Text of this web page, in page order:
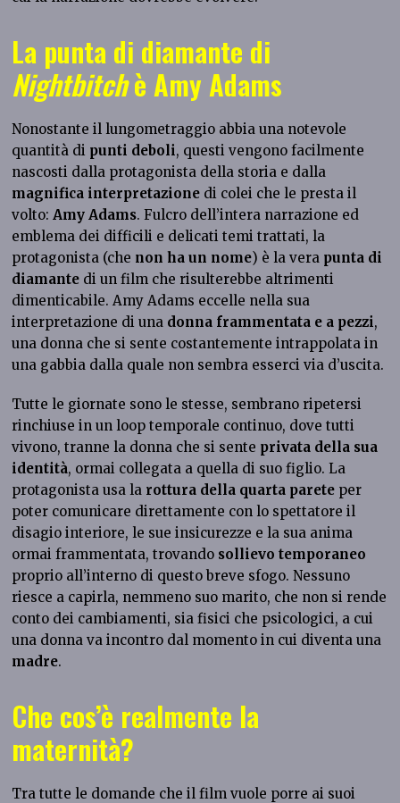
La punta di diamante di
Nightbitchè Amy Adams
Nonostante il lungometraggio abbia una notevole
quantità di punti deboli, questi vengono facilmente
nascosti dalla protagonista della storia e dalla
magnifica interpretazione di colei che le presta il
volto: Amy Adams. Fulcro dell’intera narrazione ed
emblema dei difficili e delicati temi trattati, la
protagonista (che non ha un nome) è la vera punta di
diamante di un film che risulterebbe altrimenti
dimenticabile. Amy Adams eccelle nella sua
interpretazione di una donna frammentata e a pezzi,
una donna che si sente costantemente intrappolata in
una gabbia dalla quale non sembra esserci via d’uscita.
Tutte le giornate sono le stesse, sembrano ripetersi
rinchiuse in un loop temporale continuo, dove tutti
vivono, tranne la donna che si sente privata della sua
identità, ormai collegata a quella di suo figlio. La
protagonista usa la rottura della quarta parete per
poter comunicare direttamente con lo spettatore il
disagio interiore, le sue insicurezze e la sua anima
ormai frammentata, trovando sollievo temporaneo
proprio all’interno di questo breve sfogo. Nessuno
riesce a capirla, nemmeno suo marito, che non si rende
conto dei cambiamenti, sia fisici che psicologici, a cui
una donna va incontro dal momento in cui diventa una
madre.
Che cos’è realmente la
maternità?
Tra tutte le domande che il film vuole porre ai suoi